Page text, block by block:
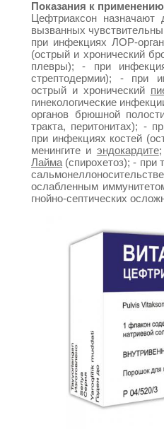
Показания к применению
Цефтриаксон
вызванных
при инфекциях ЛОР-
(острый и хронический
плевры); - при
стрептодермии); - при
острый и хронический
гинекологические
органов брюшной
тракта, перитонитах); -
при инфекциях костей
менингите и эндокардите;
Лайма (спирохетоз); - при
ослабленным
гнойно-септических